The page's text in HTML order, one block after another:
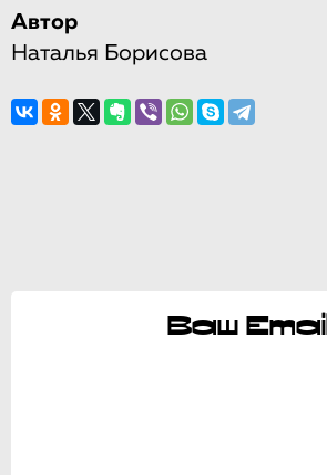
Автор
Наталья Борисова
Ваш Email